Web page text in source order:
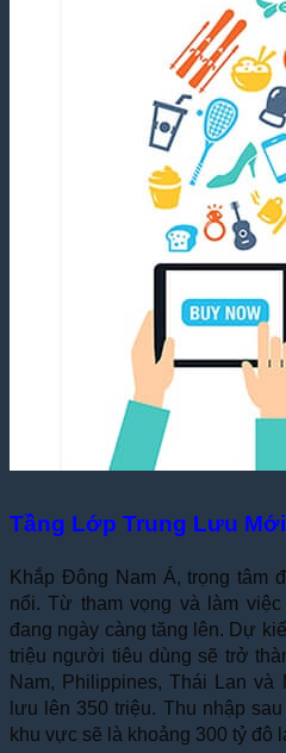
Tầng Lớp Trung Lưu
Khắp Đông Nam Á, trọng tâm
nổi. Từ tham vọng và làm
đang ngày càng tăng lên. Dự
triệu người tiêu dùng sẽ trở
Nam, Philippines, Thái Lan và
lưu lên 350 triệu. Thu nhập
khu vực sẽ là khoảng 300 tỷ đô